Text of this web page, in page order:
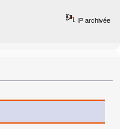
IP archivée